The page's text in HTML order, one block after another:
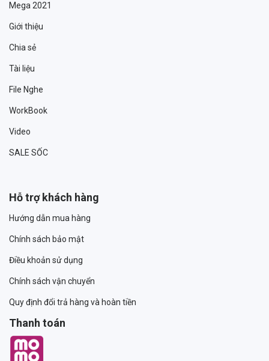
Mega 2021
Giới thiệu
Chia sẻ
Tài liệu
File Nghe
WorkBook
Video
SALE SỐC
Hỗ trợ khách hàng
Hướng dẫn mua hàng
Chính sách bảo mật
Điều khoản sử dụng
Chính sách vận chuyển
Quy định đổi trả hàng và hoàn tiền
Thanh toán